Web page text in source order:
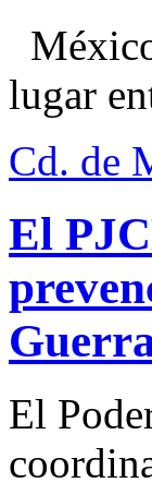
lugar
Cd. de
El
El